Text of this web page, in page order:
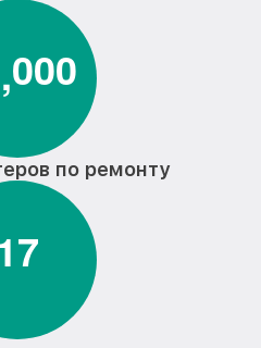
,000
по ремонту
7